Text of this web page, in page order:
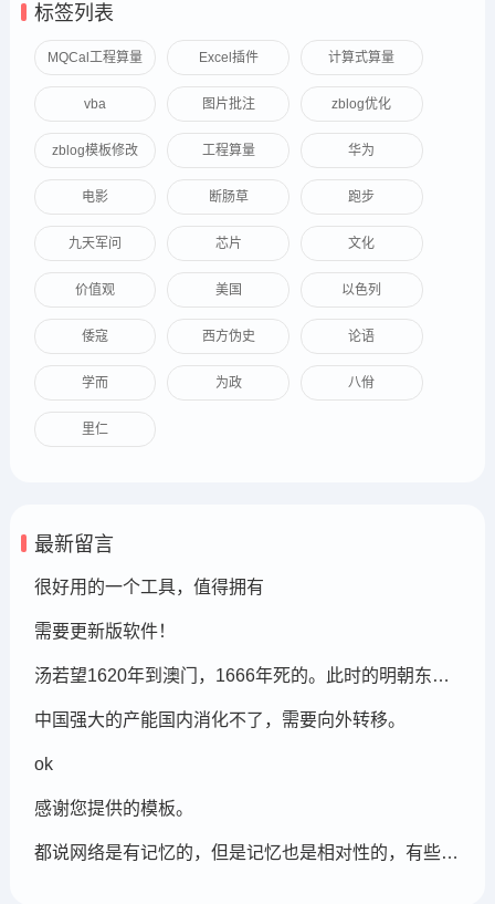
标签列表
MQCal工程算量 Excel插件 计算式算量
vba 图片批注 zblog优化
zblog模板修改 工程算量 华为
电影 断肠草 跑步
九天军问 芯片 文化
价值观 美国 以色列
倭寇 西方伪史 论语
学而 为政 八佾
里仁
最新留言
很好用的一个工具，值得拥有
需要更新版软件！
汤若望1620年到澳门，1666年死的。此时的明朝东北地区已经被后金国成立了，在明朝灭亡的崇祯年间，汤若望还能和明朝天文学家一起到东北地区做这个制定历法的比赛，很强大啊。鹤岗，在今天的黑龙江省东部的鹤岗市
中国强大的产能国内消化不了，需要向外转移。
ok
感谢您提供的模板。
都说网络是有记忆的，但是记忆也是相对性的，有些记忆可能被屏蔽，也可能被遗忘。